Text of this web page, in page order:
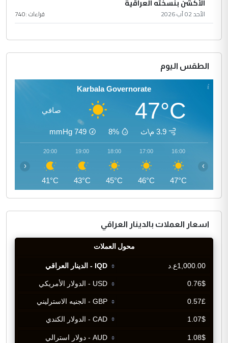
الأكشن بنسخته العراقية
الأحد 02 آب 2026 قراءات :740
الطقس اليوم
Karbala Governorate
47°C صافي
3.9 م\ث 8%
749
mmHg
16:00
47°C
17:00
46°C
18:00
45°C
19:00
43°C
20:00
41°C
‹ ›
اسعار العملات بالدينار العراقي